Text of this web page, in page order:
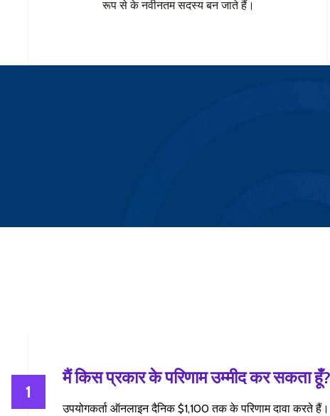
रूप से के नवीनतम सदस्य बन जाते हैं।
1
मैं किस प्रकार के परिणाम उम्मीद कर सकता हूँ?
उपयोगकर्ता ऑनलाइन दैनिक $1,100 तक के परिणाम दावा करते हैं।